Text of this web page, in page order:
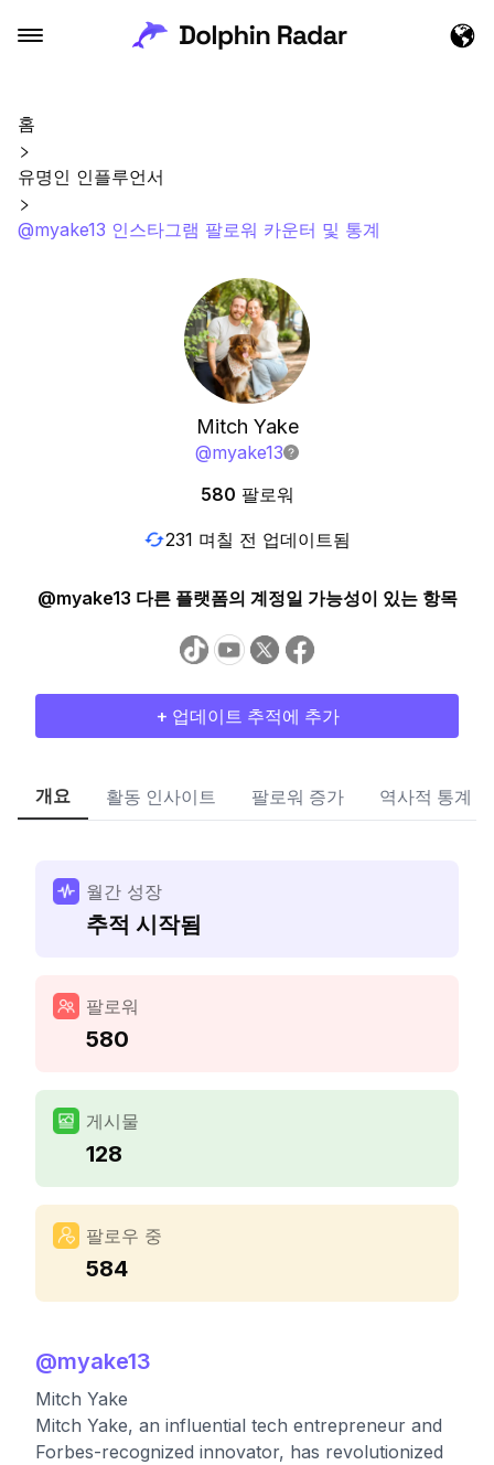
홈
유명인 인플루언서
@myake13 인스타그램 팔로워 카운터 및 통계
Mitch Yake
@myake13
580 팔로워
231 며칠 전 업데이트됨
@myake13 다른 플랫폼의 계정일 가능성이 있는 항목
+ 업데이트 추적에 추가
개요 활동 인사이트 팔로워 증가 역사적 통계
월간 성장
추적 시작됨
팔로워
580
게시물
128
팔로우 중
584
@myake13
Mitch Yake
Mitch Yake, an influential tech entrepreneur and
Forbes-recognized innovator, has revolutionized